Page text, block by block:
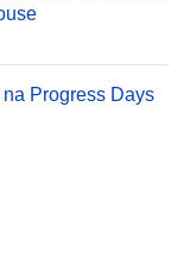
na Progress Days